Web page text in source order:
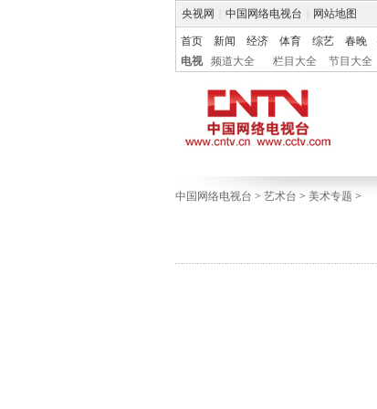
央视网 中国网络电视台 网站地图
首页 新闻 经济 体育 综艺 春晚
电视
频道大全 栏目大全 节目大全
中国网络电视台 > 艺术台 > 美术专题 >